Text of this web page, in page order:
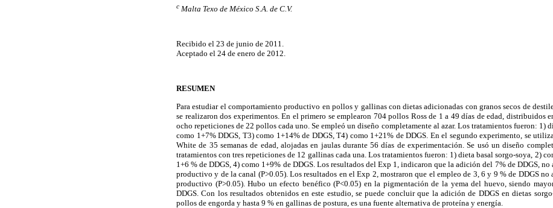
c Malta Texo de México S.A. de C.V.
Recibido el 23 de junio de 2011.
Aceptado el 24 de enero de 2012.
RESUMEN
Para estudiar el comportamiento productivo en pollos y gallinas con dietas adicionadas con granos secos de
se realizaron dos experimentos. En el primero se emplearon 704 pollos Ross de 1 a 49 días de edad, distribuidos
ocho repeticiones de 22 pollos cada uno. Se empleó un diseño completamente al azar. Los tratamientos fueron: 1)
como 1+7% DDGS, T3) como 1+14% de DDGS, T4) como 1+21% de DDGS. En el segundo experimento, se
White de 35 semanas de edad, alojadas en jaulas durante 56 días de experimentación. Se usó un diseño
tratamientos con tres repeticiones de 12 gallinas cada una. Los tratamientos fueron: 1) dieta basal sorgo-soya, 2)
1+6 % de DDGS, 4) como 1+9% de DDGS. Los resultados del Exp 1, indicaron que la adición del 7% de DDGS,
productivo y de la canal (P>0.05). Los resultados en el Exp 2, mostraron que el empleo de 3, 6 y 9 % de DDGS
productivo (P>0.05). Hubo un efecto benéfico (P<0.05) en la pigmentación de la yema del huevo, siendo
DDGS. Con los resultados obtenidos en este estudio, se puede concluir que la adición de DDGS en dietas
pollos de engorda y hasta 9 % en gallinas de postura, es una fuente alternativa de proteína y energía.